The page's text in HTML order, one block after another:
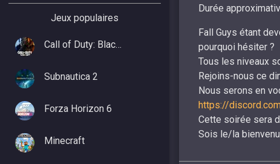
Jeux populaires
Call of Duty: Black Ops 7
Subnautica 2
Forza Horizon 6
Minecraft
Durée
Fall Guys étant
pourquoi hésiter ?
Tous les niveaux
Rejoins-nous ce
Nous serons en
https://
Cette soirée sera
Sois le/la